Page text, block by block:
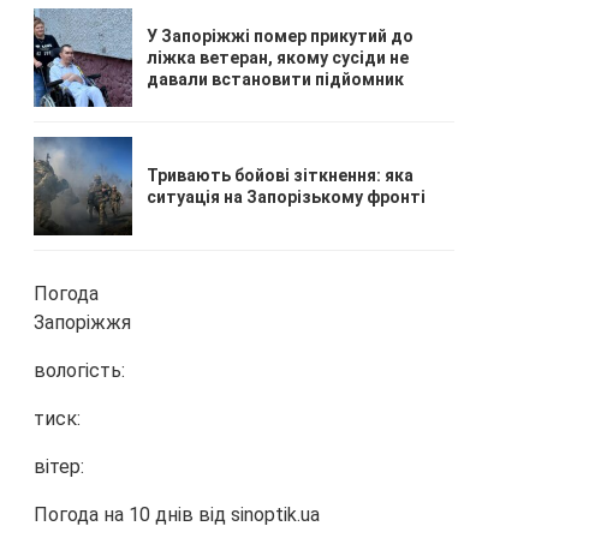
У Запоріжжі помер прикутий до
ліжка ветеран, якому сусіди не
давали встановити підйомник
Тривають бойові зіткнення: яка
ситуація на Запорізькому фронті
Погода
Запоріжжя
вологість:
тиск:
вітер:
Погода на 10 днів від sinoptik.ua